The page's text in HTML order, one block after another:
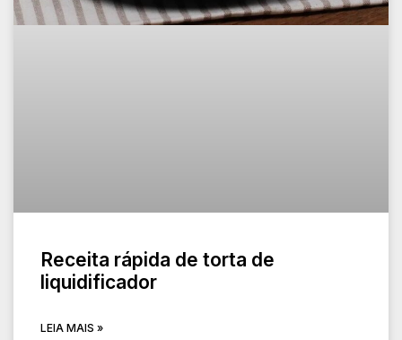
Receita rápida de torta de
liquidificador
LEIA MAIS »